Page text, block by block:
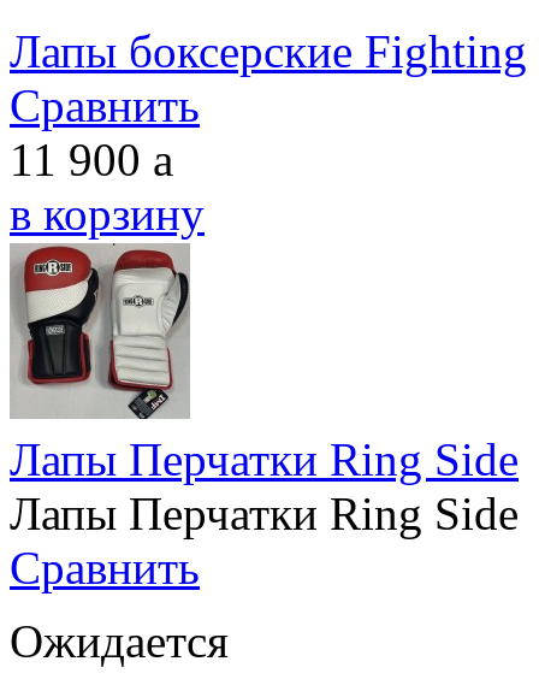
Лапы боксерские Fighting
Сравнить
11 900 a
в корзину
Лапы Перчатки Ring Side
Лапы Перчатки Ring Side
Сравнить
Ожидается